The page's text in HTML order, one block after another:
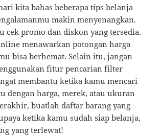
kita bahas beberapa tips belanja
makin menyenangkan.
cek promo dan diskon yang tersedia.
menawarkan potongan harga
bisa berhemat. Selain itu, jangan
fitur pencarian filter
membantu ketika kamu mencari
dengan harga, merek, atau ukuran
buatlah daftar barang yang
ketika kamu sudah siap belanja,
yang terlewat!